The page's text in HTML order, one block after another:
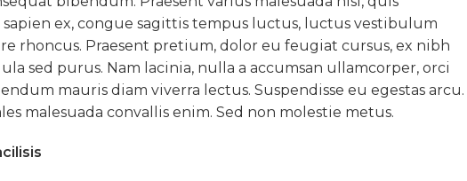
ex, congue sagittis tempus luctus, luctus vestibulum
rhoncus. Praesent pretium, dolor eu feugiat cursus, ex nibh
sed purus. Nam lacinia, nulla a accumsan ullamcorper, orci
mauris diam viverra lectus. Suspendisse eu egestas arcu.
malesuada convallis enim. Sed non molestie metus.